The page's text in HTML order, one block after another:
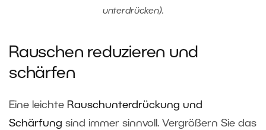
unterdrücken).
Rauschen reduzieren und
schärfen
Eine leichte Rauschunterdrückung und
Schärfung sind immer sinnvoll. Vergrößern Sie das